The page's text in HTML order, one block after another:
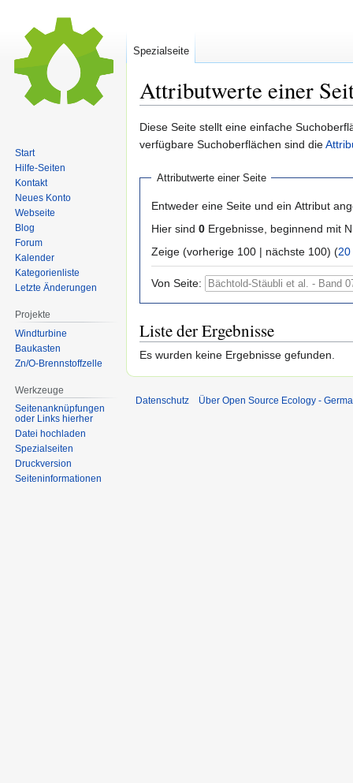
Attributwerte einer
Zur
Navigation
Zur
Suche
Diese Seite stellt eine einfache
verfügbare Suchoberflächen sind die
Attributwerte einer Seite
Entweder eine Seite und ein Attribut
Hier sind 0 Ergebnisse, beginnend mit
Zeige (vorherige 100 | nächste 100) (20
Von Seite:
Liste der Ergebnisse
Es wurden keine Ergebnisse gefunden.
Spezialseite
Start
Hilfe-Seiten
Kontakt
Neues Konto
Webseite
Blog
Forum
Kalender
Kategorienliste
Letzte Änderungen
Projekte
Windturbine
Baukasten
Zn/O-Brennstoffzelle
Werkzeuge
Seitenanknüpfungen
oder Links hierher
Datei hochladen
Spezialseiten
Druckversion
Seiten­informationen
Datenschutz Über Open Source Ecology -